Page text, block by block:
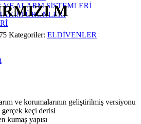
VE ALARM SİSTEMLERİ
ÜRÜNLERİ
M
Kategoriler: ELDİVENLER
ve korumalarının geliştirilmiş versiyonu
keçi derisi
kumaş yapısı